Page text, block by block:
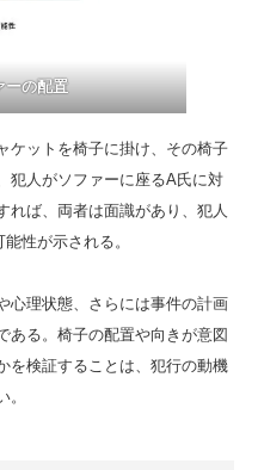
ーの配置
ケットを椅子に掛け、その椅子
犯人がソファーに座るA氏に対
れば、両者は面識があり、犯人
性が示される。
心理状態、さらには事件の計画
ある。椅子の配置や向きが意図
を検証することは、犯行の動機